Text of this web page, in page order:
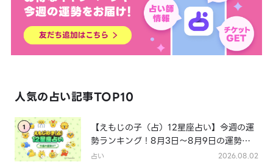
人気の占い記事TOP10
1
【えもじの子（占）12星座占い】今週の運
勢ランキング！8月3日～8月9日の運勢
は？
占い 2026.08.02